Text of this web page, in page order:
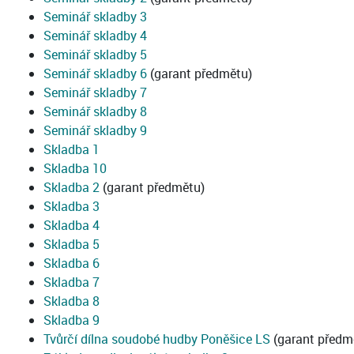
Seminář skladby 3
Seminář skladby 4
Seminář skladby 5
Seminář skladby 6 (garant předmětu)
Seminář skladby 7
Seminář skladby 8
Seminář skladby 9
Skladba 1
Skladba 10
Skladba 2 (garant předmětu)
Skladba 3
Skladba 4
Skladba 5
Skladba 6
Skladba 7
Skladba 8
Skladba 9
Tvůrčí dílna soudobé hudby Poněšice LS (garant